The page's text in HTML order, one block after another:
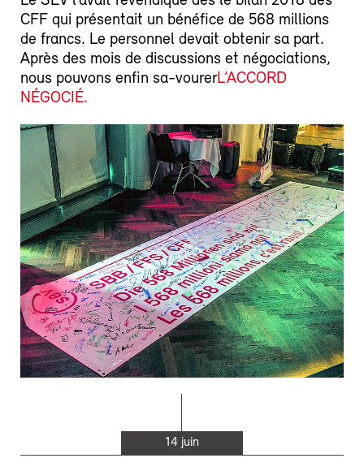
CFF qui présentait un bénéfice de 568 millions
de francs. Le personnel devait obtenir sa part.
Après des mois de discussions et négociations,
nous pouvons enfin sa-vourerL’ACCORD
NÉGOCIÉ.
14 juin